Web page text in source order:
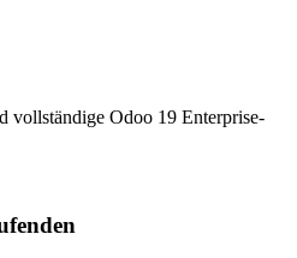
vollständige Odoo 19 Enterprise-